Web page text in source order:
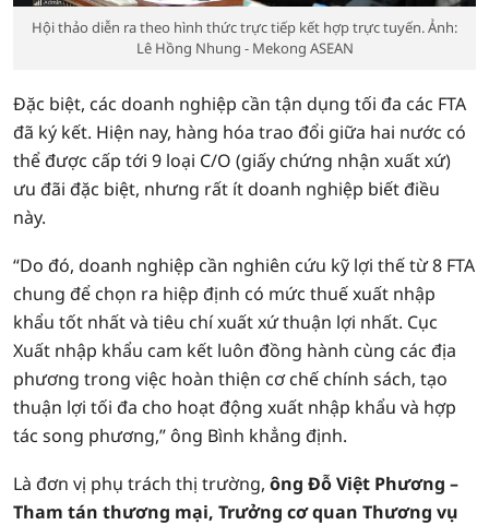
Hội thảo diễn ra theo hình thức trực tiếp kết hợp trực tuyến. Ảnh:
Lê Hồng Nhung - Mekong ASEAN
Đặc biệt, các doanh nghiệp cần tận dụng tối đa các FTA
đã ký kết. Hiện nay, hàng hóa trao đổi giữa hai nước có
thể được cấp tới 9 loại C/O (giấy chứng nhận xuất xứ)
ưu đãi đặc biệt, nhưng rất ít doanh nghiệp biết điều
này.
“Do đó, doanh nghiệp cần nghiên cứu kỹ lợi thế từ 8 FTA
chung để chọn ra hiệp định có mức thuế xuất nhập
khẩu tốt nhất và tiêu chí xuất xứ thuận lợi nhất. Cục
Xuất nhập khẩu cam kết luôn đồng hành cùng các địa
phương trong việc hoàn thiện cơ chế chính sách, tạo
thuận lợi tối đa cho hoạt động xuất nhập khẩu và hợp
tác song phương,” ông Bình khẳng định.
Là đơn vị phụ trách thị trường, ông Đỗ Việt Phương –
Tham tán thương mại, Trưởng cơ quan Thương vụ